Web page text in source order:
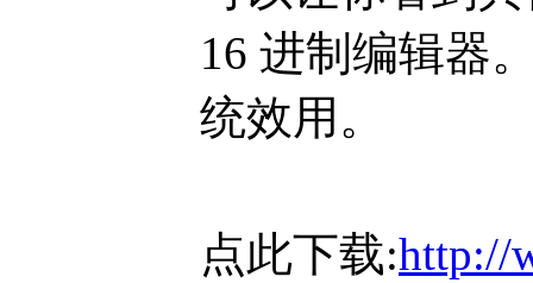
16 进制编辑器
统效用。
点此下载:http://